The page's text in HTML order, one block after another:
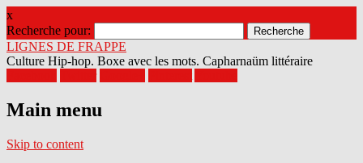
x
Recherche pour:
LIGNES DE FRAPPE
Culture Hip-hop. Boxe avec les mots. Capharnaüm littéraire
Main menu
Skip to content